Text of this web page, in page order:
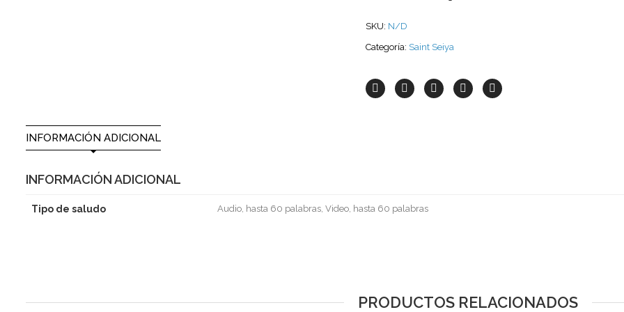
SKU: N/D
Categoría: Saint Seiya
INFORMACIÓN ADICIONAL
INFORMACIÓN ADICIONAL
Tipo de saludo Audio, hasta 60 palabras, Video, hasta 60 palabras
PRODUCTOS RELACIONADOS